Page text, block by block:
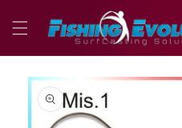
direttamente
ai contenuti
Passa alle
informazioni
sul prodotto